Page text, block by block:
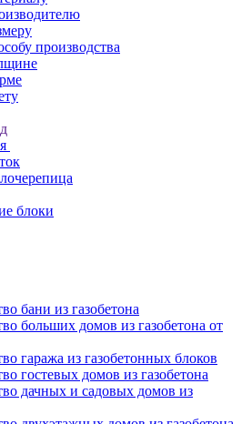
производства
блоки
бани из газобетона
больших домов из газобетона от
гаража из газобетонных блоков
гостевых домов из газобетона
дачных и садовых домов из